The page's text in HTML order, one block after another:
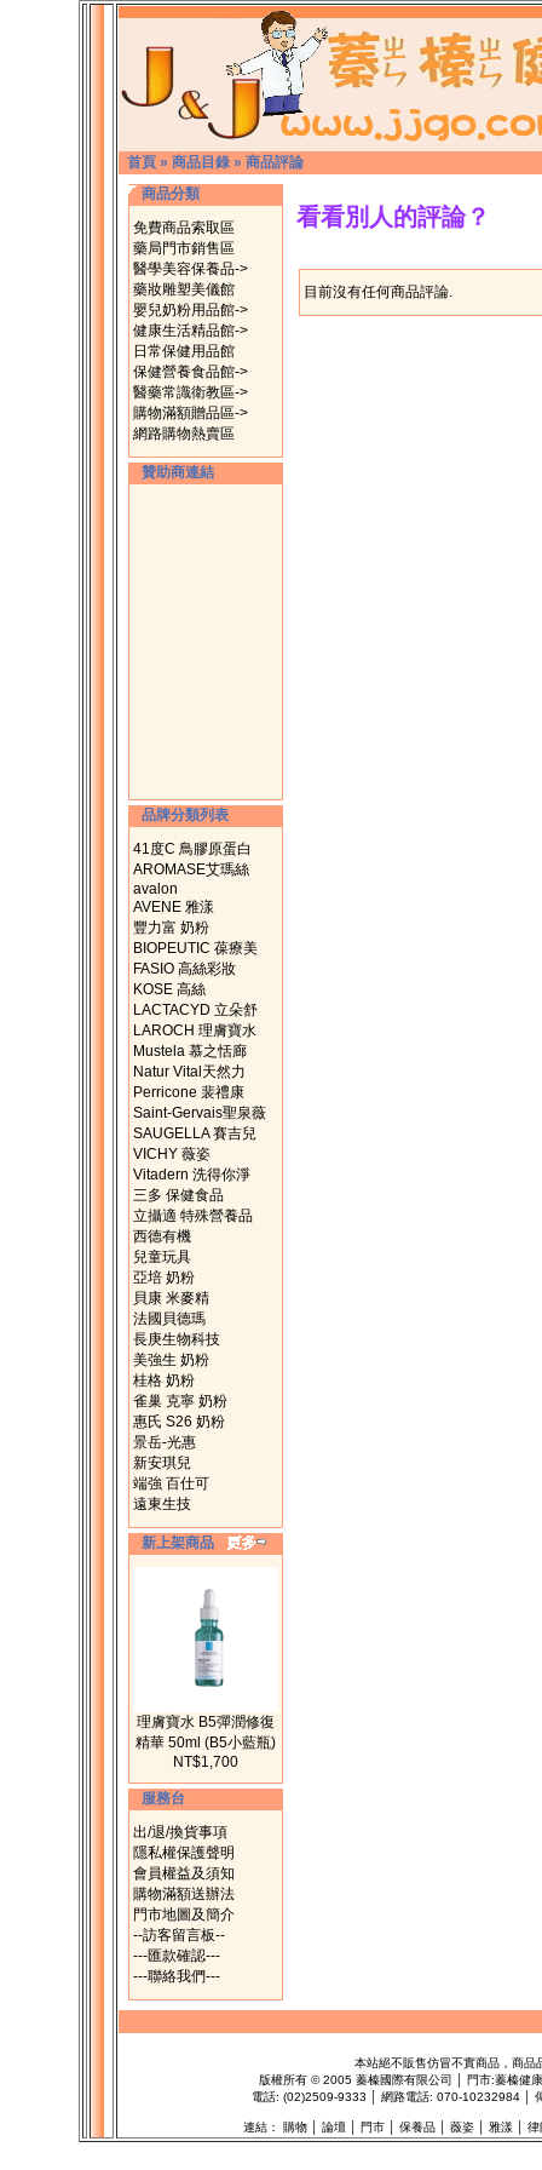
首頁 » 商品目錄 » 商品評論
商品分類
免費商品索取區
藥局門市銷售區
醫學美容保養品->
藥妝雕塑美儀館
嬰兒奶粉用品館->
健康生活精品館->
日常保健用品館
保健營養食品館->
醫藥常識衛教區->
購物滿額贈品區->
網路購物熱賣區
贊助商連結
品牌分類列表
41度C 鳥膠原蛋白
AROMASE艾瑪絲
avalon
AVENE 雅漾
豐力富 奶粉
BIOPEUTIC 葆療美
FASIO 高絲彩妝
KOSE 高絲
LACTACYD 立朵舒
LAROCH 理膚寶水
Mustela 慕之恬廊
Natur Vital天然力
Perricone 裴禮康
Saint-Gervais聖泉薇
SAUGELLA 賽吉兒
VICHY 薇姿
Vitadern 洗得你淨
三多 保健食品
立攝適 特殊營養品
西德有機
兒童玩具
亞培 奶粉
貝康 米麥精
法國貝德瑪
長庚生物科技
美強生 奶粉
桂格 奶粉
雀巢 克寧 奶粉
惠氏 S26 奶粉
景岳-光惠
新安琪兒
端強 百仕可
遠東生技
新上架商品
理膚寶水 B5彈潤修復
精華 50ml (B5小藍瓶)
NT$1,700
服務台
出/退/換貨事項
隱私權保護聲明
會員權益及須知
購物滿額送辦法
門市地圖及簡介
--訪客留言板--
---匯款確認---
---聯絡我們---
看看別人的評論？
目前沒有任何商品評論.
本站絕不販售仿冒不實商品，商品
版權所有 ©2005 蓁榛國際有限公司 │ 門市:蓁榛健
電話: (02)2509-9333 │ 網路電話: 070-10232984 │
連結： 購物│ 論壇│ 門市│ 保養品│ 薇姿│ 雅漾 律